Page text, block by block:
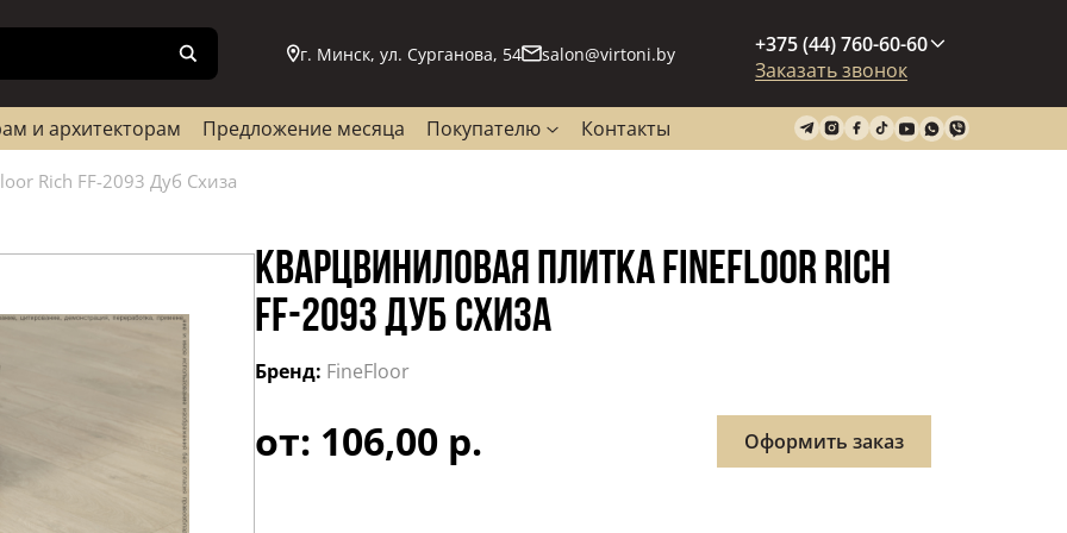
г. Минск, ул. Сурганова, 54 salon@virtoni.by
+375 (44) 760-60-60
Заказать звонок
и архитекторам Предложение месяца Покупателю Контакты
Rich FF-2093 Дуб Схиза
КВАРЦВИНИЛОВАЯ ПЛИТКА FINEFLOOR RICH
FF-2093 ДУБ СХИЗА
Бренд: FineFloor
от: 106,00 р. Оформить заказ